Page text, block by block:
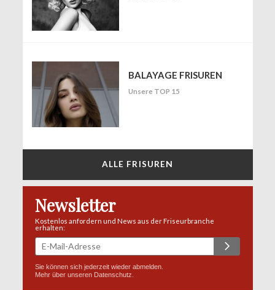
BALAYAGE FRISUREN
Unsere TOP 15
ALLE FRISUREN
Newsletter
Kostenlos anfordern und News aus der Friseurbranche
erhalten:
Sie können sich jederzeit wieder abmelden.
Mehr über unseren Datenschutz